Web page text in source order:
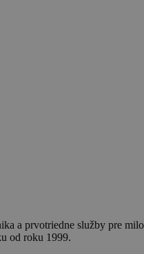
a prvotriedne služby pre
od roku 1999.